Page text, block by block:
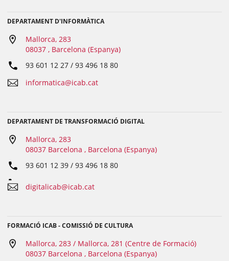
DEPARTAMENT D'INFORMÀTICA
Mallorca, 283
08037 , Barcelona (Espanya)
93 601 12 27 / 93 496 18 80
informatica@icab.cat
DEPARTAMENT DE TRANSFORMACIÓ DIGITAL
Mallorca, 283
08037 Barcelona , Barcelona (Espanya)
93 601 12 39 / 93 496 18 80
digitalicab@icab.cat
FORMACIÓ ICAB - COMISSIÓ DE CULTURA
Mallorca, 283 / Mallorca, 281 (Centre de Formació)
08037 Barcelona , Barcelona (Espanya)